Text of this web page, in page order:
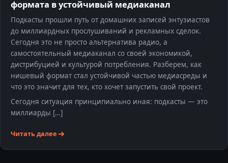
формата в устойчивый медиаканал
Подкасты прошли путь от домашних записей энтузиастов
до миллиардных прослушиваний и рекламных сделок.
Сегодня это не просто альтернатива радио, а
самостоятельный медиаканал со своей экономикой,
дистрибуцией и культурой потребления. Разберем, как
нишевый формат стал устойчивой частью медиасреды и
что это значит для тех, кто хочет запустить свой проект.
Сегодня ситуация принципиально иная: подкасты — это
миллиарды […]
Читать далее